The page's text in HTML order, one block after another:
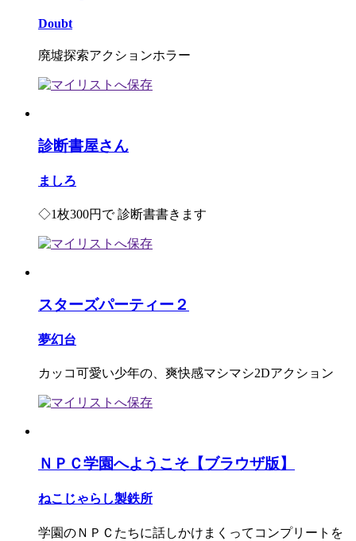
Doubt
廃墟探索アクションホラー
診断書屋さん
ましろ
◇1枚300円で 診断書書きます
スターズパーティー２
夢幻台
カッコ可愛い少年の、爽快感マシマシ2Dアクション
ＮＰＣ学園へようこそ【ブラウザ版】
ねこじゃらし製鉄所
学園のＮＰＣたちに話しかけまくってコンプリートを